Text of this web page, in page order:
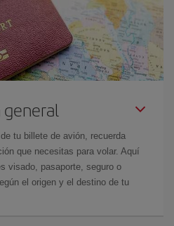
tu billete de avión, recuerda
que necesitas para volar. Aquí
visado, pasaporte, seguro o
el origen y el destino de tu